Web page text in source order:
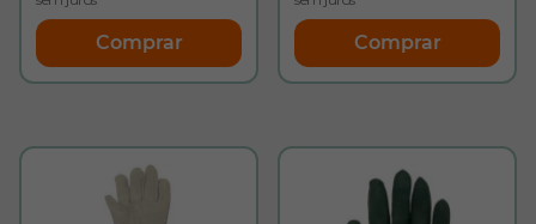
Comprar Comprar